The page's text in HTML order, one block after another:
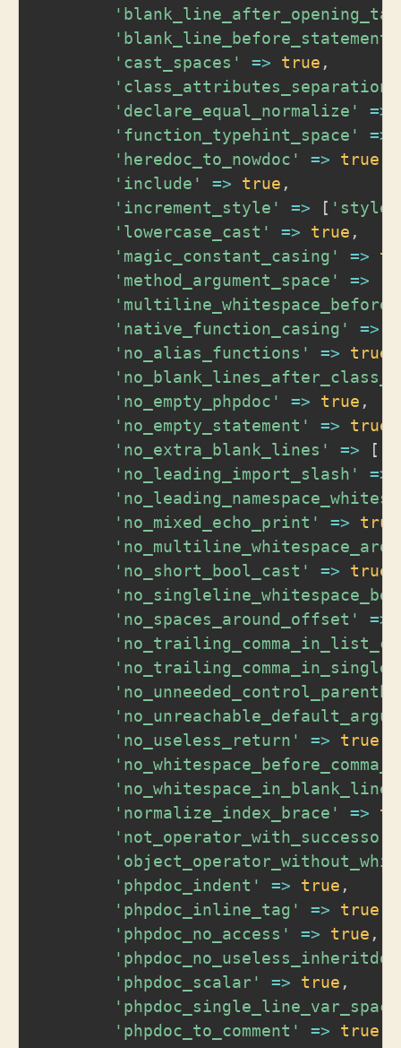
'blank_line_before_statement'
'cast_spaces'
=> true ,
'class_attributes_separation'
'declare_equal_normalize'
=>
'function_typehint_space'
=>
'heredoc_to_nowdoc'
=> true
'include'
=> true ,
'increment_style'
=> [ 'style'
'lowercase_cast'
=> true ,
'magic_constant_casing'
=>
'method_argument_space'
=>
'native_function_casing'
=>
'no_alias_functions'
=> true
'no_empty_phpdoc'
=> true ,
'no_empty_statement'
=> true
'no_extra_blank_lines'
=> [
'no_leading_import_slash'
=>
'no_mixed_echo_print'
=> true
'no_short_bool_cast'
=> true
'no_spaces_around_offset'
=>
'no_useless_return'
=> true
'no_whitespace_in_blank_line'
'normalize_index_brace'
=>
'phpdoc_indent'
=> true ,
'phpdoc_inline_tag'
=> true
'phpdoc_no_access'
=> true ,
'phpdoc_scalar'
=> true ,
'phpdoc_to_comment'
=> true